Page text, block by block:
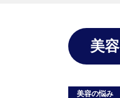
美容
美容の悩み